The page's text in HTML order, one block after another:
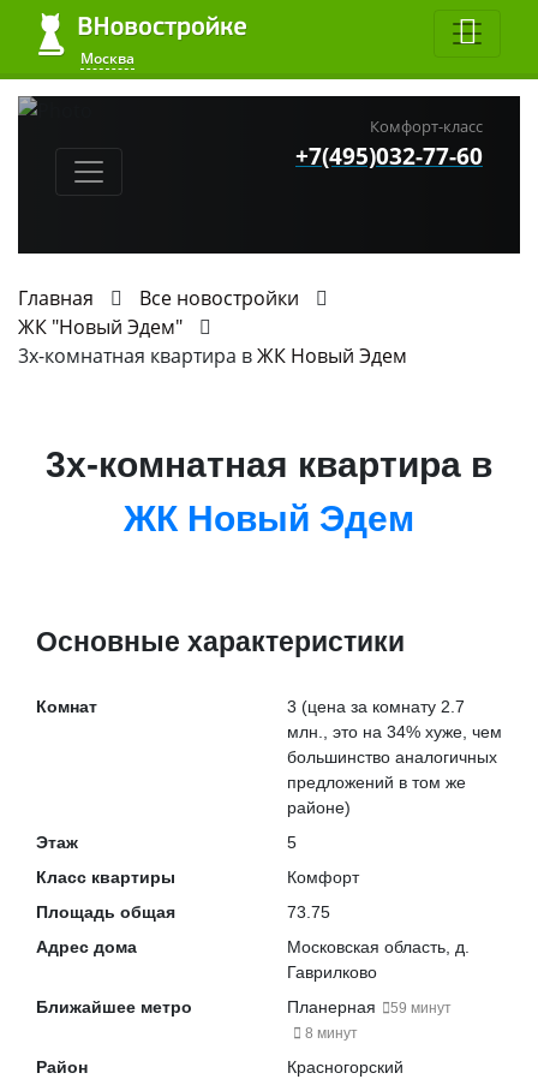
Москва
Комфорт-класс
+7(495)032-77-60
Главная
Все новостройки
ЖК "Новый Эдем"
3х-комнатная квартира вЖК Новый Эдем
3х-комнатная квартира в
ЖК Новый Эдем
Основные характеристики
Комнат 3 (цена за комнату 2.7
млн., это на 34% хуже , чем
большинство аналогичных
предложений в том же
районе)
Этаж
5
Класс квартиры
Комфорт
Площадь общая
73.75
Адрес дома
Московская область, д.
Гаврилково
Ближайшее метро
Планерная
59 минут
8 минут
Район
Красногорский